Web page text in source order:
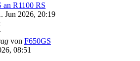
an R1100 RS
Jun 2026, 20:19
von F650GS
08:51